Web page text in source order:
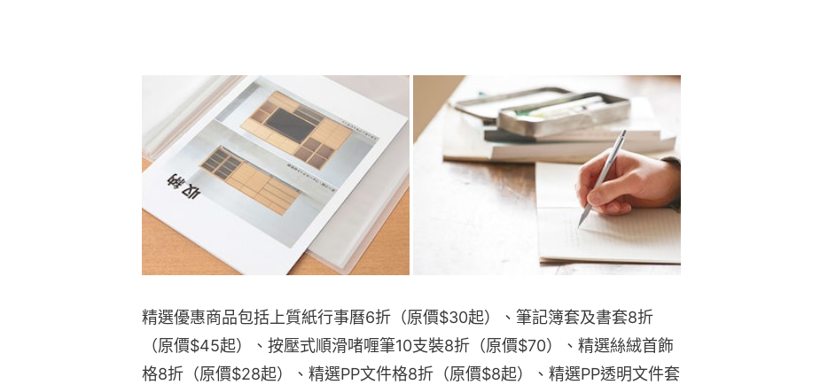
精選優惠商品包括上質紙行事曆6折（原價$30起）、筆記簿套及書套8折
（原價$45起）、按壓式順滑啫喱筆10支裝8折（原價$70）、精選絲絨首飾
格8折（原價$28起）、精選PP文件格8折（原價$8起）、精選PP透明文件套